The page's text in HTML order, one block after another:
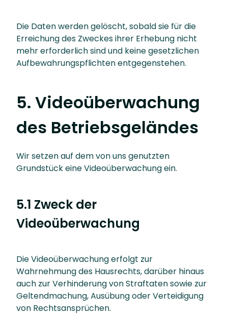
Die Daten werden gelöscht, sobald sie für die
Erreichung des Zweckes ihrer Erhebung nicht
mehr erforderlich sind und keine gesetzlichen
Aufbewahrungspflichten entgegenstehen.
5. Videoüberwachung
des Betriebsgeländes
Wir setzen auf dem von uns genutzten
Grundstück eine Videoüberwachung ein.
5.1 Zweck der
Videoüberwachung
Die Videoüberwachung erfolgt zur
Wahrnehmung des Hausrechts, darüber hinaus
auch zur Verhinderung von Straftaten sowie zur
Geltendmachung, Ausübung oder Verteidigung
von Rechtsansprüchen.